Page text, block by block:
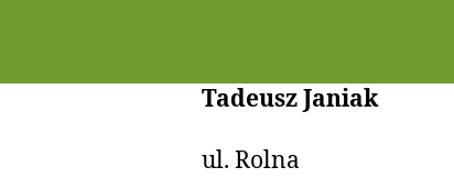
Tadeusz Janiak
ul. Rolna